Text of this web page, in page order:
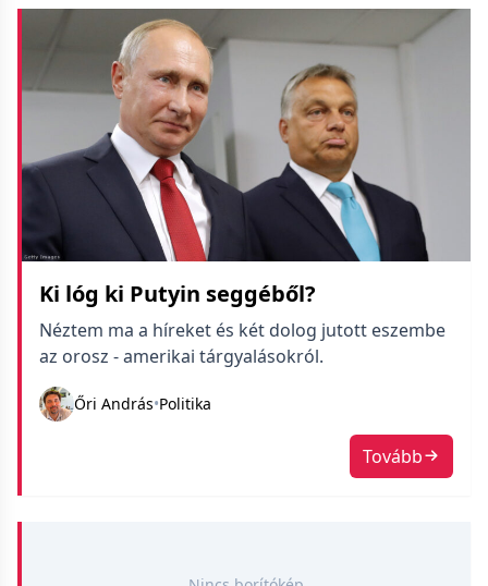
Ki lóg ki Putyin seggéből?
Néztem ma a híreket és két dolog jutott eszembe
az orosz - amerikai tárgyalásokról.
Őri András•Politika
Tovább